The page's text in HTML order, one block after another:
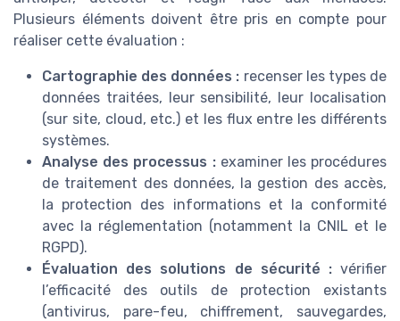
Plusieurs éléments doivent être pris en compte pour
réaliser cette évaluation :
Cartographie des données : recenser les types de
données traitées, leur sensibilité, leur localisation
(sur site, cloud, etc.) et les flux entre les différents
systèmes.
Analyse des processus :examiner les procédures
de traitement des données, la gestion des accès,
la protection des informations et la conformité
avec la réglementation (notamment la CNIL et le
RGPD).
Évaluation des solutions de sécurité :vérifier
l’efficacité des outils de protection existants
(antivirus, pare-feu, chiffrement, sauvegardes,